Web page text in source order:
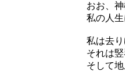
おお、
私の人
私は去
それは
そして